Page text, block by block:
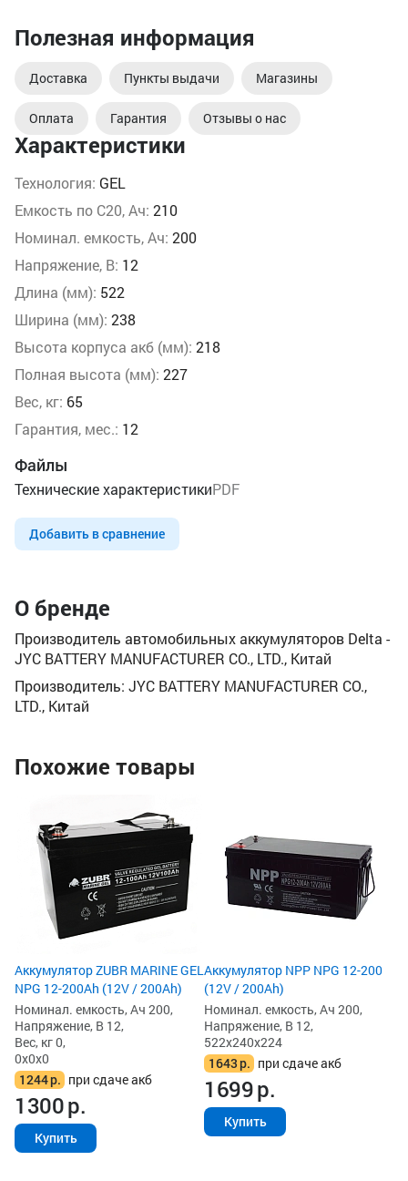
Характеристики
Технология: GEL
Емкость по С20, Ач: 210
Номинал. емкость, Ач: 200
Напряжение, В: 12
Длина (мм): 522
Ширина (мм): 238
Высота корпуса акб (мм): 218
Полная высота (мм): 227
Вес, кг: 65
Гарантия, мес.: 12
Файлы
Технические характеристикиPDF
Добавить в сравнение
Полезная информация
Доставка Пункты выдачи Магазины
Оплата Гарантия Отзывы о нас
О бренде
Производитель автомобильных аккумуляторов Delta -
JYC BATTERY MANUFACTURER CO., LTD., Китай
Производитель: JYC BATTERY MANUFACTURER CO.,
LTD., Китай
Похожие товары
Аккумулятор ZUBR MARINE GEL
NPG 12-200Ah (12V / 200Ah)
Номинал. емкость, Ач 200,
Напряжение, В 12,
Вес, кг 0,
0x0x0
1244р. при сдаче акб
1300р.
Купить
Аккумулятор NPP NPG 12-200
(12V / 200Ah)
Номинал. емкость, Ач 200,
Напряжение, В 12,
522x240x224
1643р. при сдаче акб
1699р.
Купить